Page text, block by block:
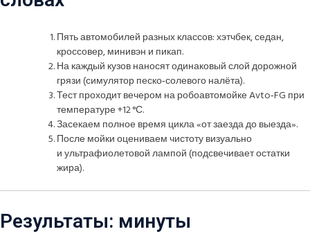
Пять автомобилей разных классов: хэтчбек, седан,
кроссовер, минивэн и пикап.
На каждый кузов наносят одинаковый слой дорожной
грязи (симулятор песко‑солевого налёта).
Тест проходит вечером на робоавтомойке Avto‑FG при
температуре +12 °С.
Засекаем полное время цикла «от заезда до выезда».
После мойки оцениваем чистоту визуально
и ультрафиолетовой лампой (подсвечивает остатки
жира).
Результаты: минуты